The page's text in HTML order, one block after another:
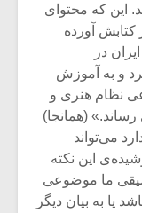
این که محتوای
آورده
در
و به آموزش
نظام هنری و
(همانجا)
می‌تواند
این نکته
ما موضوعی
یا به بیان دیگر
دوره
برگزار
سکانسی
موسیقی